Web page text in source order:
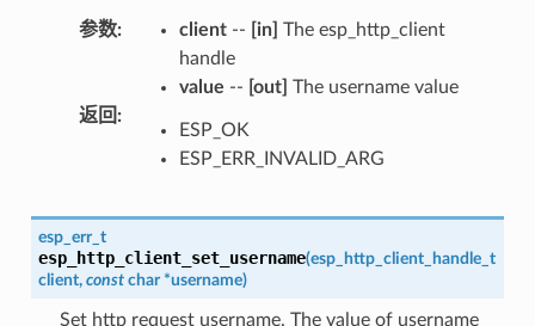
参数: client-- [in] The esp_http_client
handle
value -- [out] The username value
返回 :
ESP_OK
ESP_ERR_INVALID_ARG
esp_err_t
esp_http_client_set_username(esp_http_client_handle_t
client, const char *username)
Set http request username. The value of username